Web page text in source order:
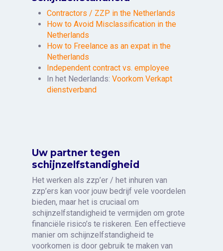
Contractors / ZZP in the Netherlands
How to Avoid Misclassification in the
Netherlands
How to Freelance as an expat in the
Netherlands
Independent contract vs. employee
In het Nederlands:Voorkom Verkapt
dienstverband
Uw partner tegen
schijnzelfstandigheid
Het werken als zzp’er / het inhuren van
zzp’ers kan voor jouw bedrijf vele voordelen
bieden, maar het is cruciaal om
schijnzelfstandigheid te vermijden om grote
financiële risico’s te riskeren. Een effectieve
manier om schijnzelfstandigheid te
voorkomen is door gebruik te maken van